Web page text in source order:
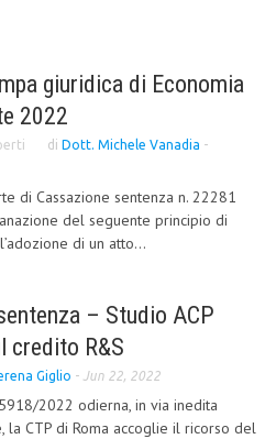
CRISI
giuridica di Economia
2022
di Dott. Michele Vanadia -
di Cassazione sentenza n. 22281
del seguente principio di
di un atto...
– Studio ACP
credito R&S
Giglio - Jun 22, 2022
2022 odierna, in via inedita
la CTP di Roma accoglie il ricorso del